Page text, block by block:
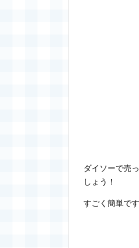
ダイソーで売
しょう！
すごく簡単で